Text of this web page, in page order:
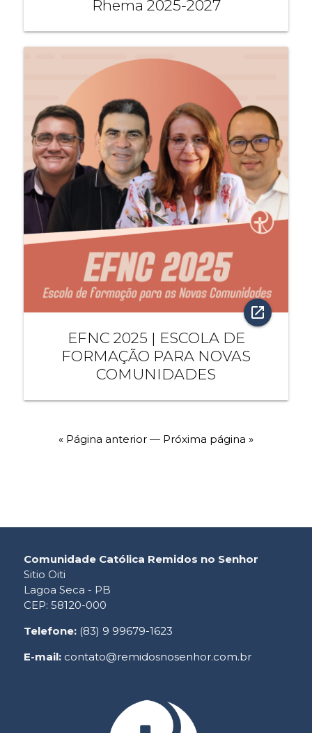
Rhema 2025-2027
open_in_new
EFNC 2025 | ESCOLA DE
FORMAÇÃO PARA NOVAS
COMUNIDADES
« Página anterior — Próxima página »
Comunidade Católica Remidos no Senhor
Sitio Oiti
Lagoa Seca - PB
CEP: 58120-000
Telefone: (83) 9 99679-1623
E-mail: contato@remidosnosenhor.com.br